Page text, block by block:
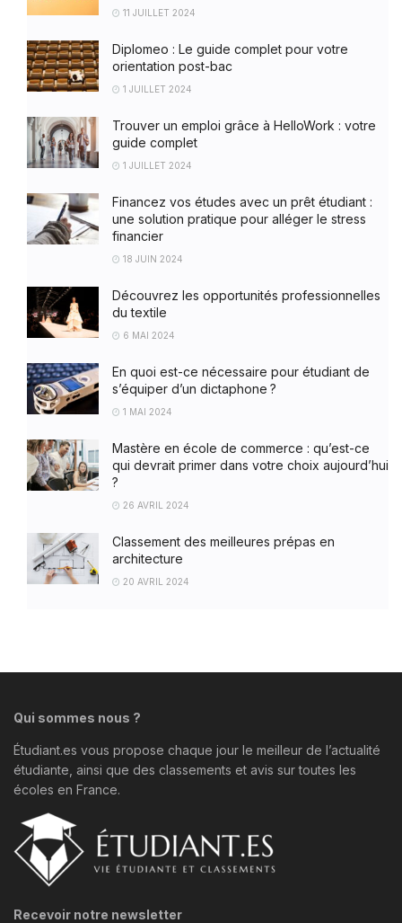
11 JUILLET 2024
Diplomeo : Le guide complet pour votre
orientation post-bac
1 JUILLET 2024
Trouver un emploi grâce à HelloWork : votre
guide complet
1 JUILLET 2024
Financez vos études avec un prêt étudiant :
une solution pratique pour alléger le stress
financier
18 JUIN 2024
Découvrez les opportunités professionnelles
du textile
6 MAI 2024
En quoi est-ce nécessaire pour étudiant de
s’équiper d’un dictaphone ?
1 MAI 2024
Mastère en école de commerce : qu’est-ce
qui devrait primer dans votre choix aujourd’hui
?
26 AVRIL 2024
Classement des meilleures prépas en
architecture
20 AVRIL 2024
Qui sommes nous ?
Étudiant.es vous propose chaque jour le meilleur de l’actualité
étudiante, ainsi que des classements et avis sur toutes les
écoles en France.
Recevoir notre newsletter